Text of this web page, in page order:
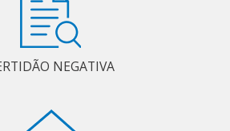
NEGATIVA